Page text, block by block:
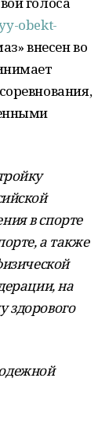
obekt-
внесен во
в спорте
а также
на
здорового